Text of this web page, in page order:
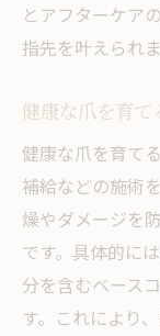
とアフターケア
指先を叶えられま
健康な爪を育
健康な爪を育て
補給などの施術
燥やダメージを
です。具体的に
分を含むベース
す。これにより